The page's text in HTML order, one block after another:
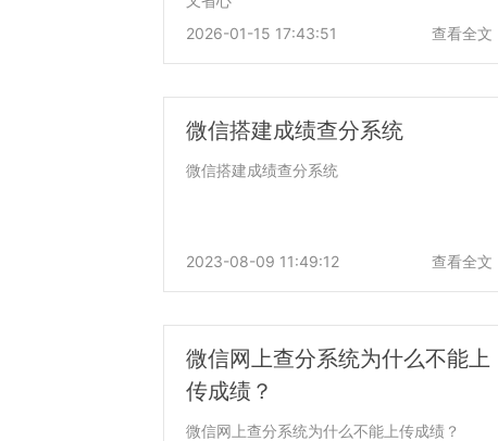
2026-01-15 17:43:51
查看全文
微信搭建成绩查分系统
微信搭建成绩查分系统
2023-08-09 11:49:12 查看全文
微信网上查分系统为什么不能上
传成绩？
微信网上查分系统为什么不能上传成绩？